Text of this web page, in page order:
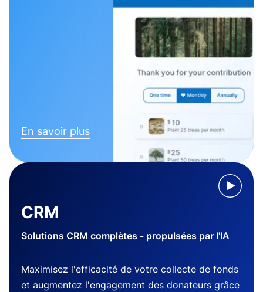
En savoir plus
CRM
Solutions CRM complètes - propulsées par l'IA
Maximisez l'efficacité de votre collecte de fonds
et augmentez l'engagement des donateurs grâce